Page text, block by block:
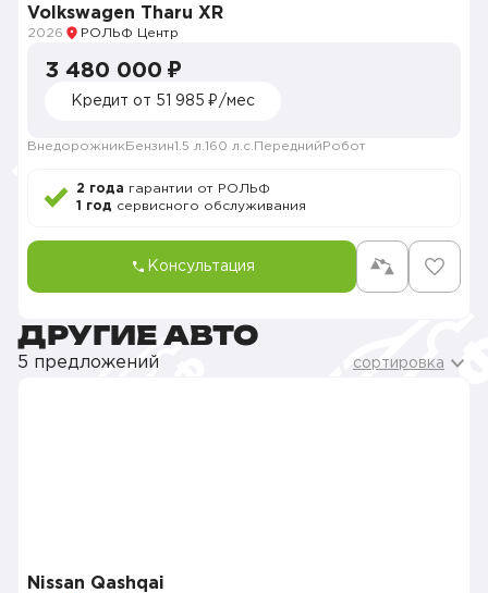
Volkswagen Tharu XR
2026 РОЛЬФ Центр
3 480 000 ₽
Кредит от 51 985 ₽/мес
Внедорожник Бензин1.5 л. 160 л.с. Передний Робот
2 года гарантии от РОЛЬФ
1 год сервисного обслуживания
Консультация
ДРУГИЕ АВТО
5 предложений сортировка
Nissan Qashqai